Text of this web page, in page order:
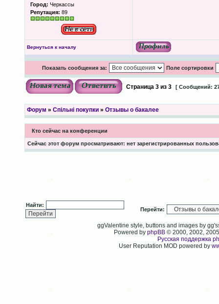
Город: Черкассы
Репутация: 89
Вернуться к началу
Показать сообщения за: Поле сортировки
Страница 3из 3 [ Сообщений:
Форум » Спільні покупки» Отзывы о бакалее
Кто сейчас на конференции
Сейчас этот форум просматривают: нет зарегистрированных
Найти:
Перейти:
ggValentine style, buttons and images by
Powered byphpBB © 2000, 2002,
Русская поддержка
User Reputation MOD powered by